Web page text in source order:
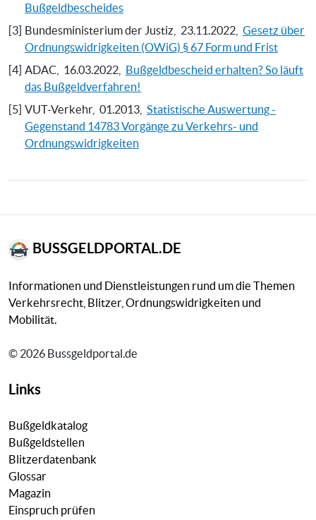
Bußgeldbescheides
[3] Bundesministerium der Justiz, 23.11.2022, Gesetz über
Ordnungswidrigkeiten (OWiG) § 67 Form und Frist
[4] ADAC, 16.03.2022,
Bußgeldbescheid erhalten? So läuft
das Bußgeldverfahren!
[5] VUT-Verkehr, 01.2013, Statistische Auswertung -
Gegenstand 14783 Vorgänge zu Verkehrs- und
Ordnungswidrigkeiten
BUSSGELDPORTAL.DE
Informationen und Dienstleistungen rund um die Themen
Verkehrsrecht, Blitzer, Ordnungswidrigkeiten und
Mobilität.
© 2026 Bussgeldportal.de
Links
Bußgeldkatalog
Bußgeldstellen
Blitzerdatenbank
Glossar
Magazin
Einspruch prüfen